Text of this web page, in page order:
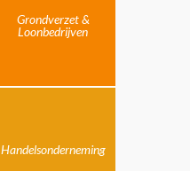
Grondverzet &
Loonbedrijven
Handelsonderneming